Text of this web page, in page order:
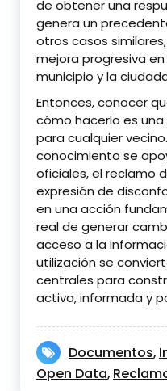
de obtener una
genera un
otros casos
mejora progresiva
municipio y la
Entonces, conocer
cómo hacerlo es
para cualquier
conocimiento se
oficiales, el reclamo
expresión de
en una acción
real de generar
acceso a la
utilización se
centrales para
activa, informada y
Documentos,
Open Data,